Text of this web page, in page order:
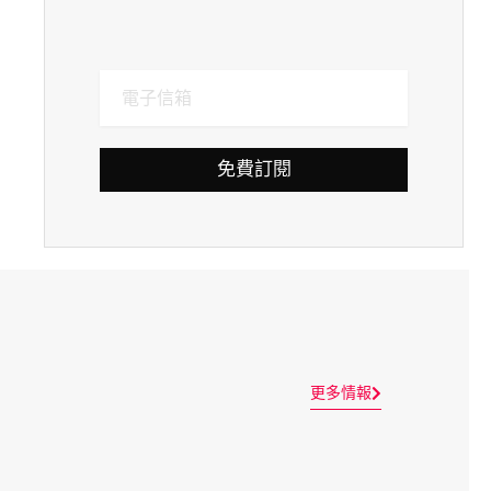
免費訂閱
更多情報